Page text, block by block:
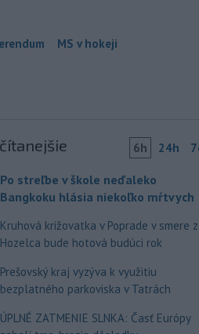
MS v hokeji
6h 24h
Po streľbe v škole neďaleko
Bangkoku hlásia niekoľko mŕtvych
Kruhová križovatka v Poprade v smere z
Hozelca bude hotová budúci rok
Prešovský kraj vyzýva k využitiu
bezplatného parkoviska v Tatrách
ÚPLNÉ ZATMENIE SLNKA: Časť Európy